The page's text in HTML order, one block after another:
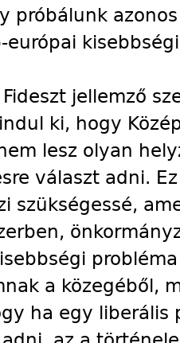
próbálunk
európai
jellemző
ki, hogy
lesz olyan
választ adni.
szükségessé,
a közegéből,
ha egy liberális